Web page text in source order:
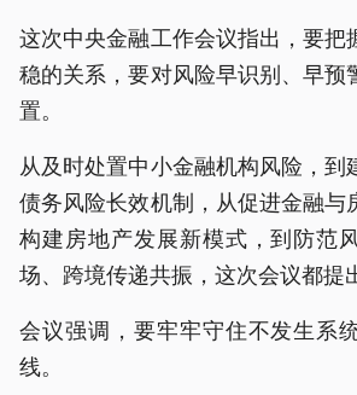
这次中央金融工作会议指出，要把
稳的关系，要对风险早识别、早预
置。
从及时处置中小金融机构风险，到
债务风险长效机制，从促进金融与
构建房地产发展新模式，到防范
场、跨境传递共振，这次会议都提
会议强调，要牢牢守住不发生系
线。